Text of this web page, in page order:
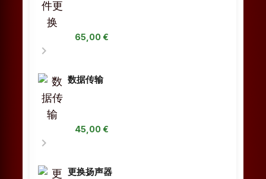
65,00 €
chevron_right
数据传输
45,00 €
chevron_right
更换扬声器